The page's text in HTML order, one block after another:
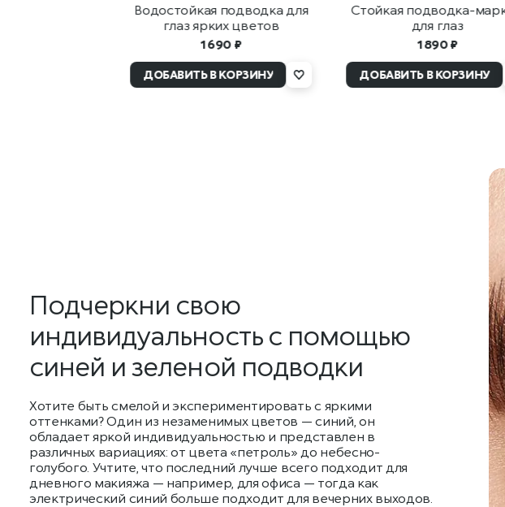
Водостойкая подводка для
глаз ярких цветов
1 690 ₽
ДОБАВИТЬ В КОРЗИНУ
Стойкая подводка-
для глаз
1 890 ₽
ДОБАВИТЬ В КОРЗИНУ
Подчеркни свою
индивидуальность с помощью
синей и зеленой подводки
Хотите быть смелой и экспериментировать с яркими
оттенками? Один из незаменимых цветов — синий, он
обладает яркой индивидуальностью и представлен в
различных вариациях: от цвета «петроль» до небесно-
голубого. Учтите, что последний лучше всего подходит для
дневного макияжа — например, для офиса — тогда как
электрический синий больше подходит для вечерних выходов.